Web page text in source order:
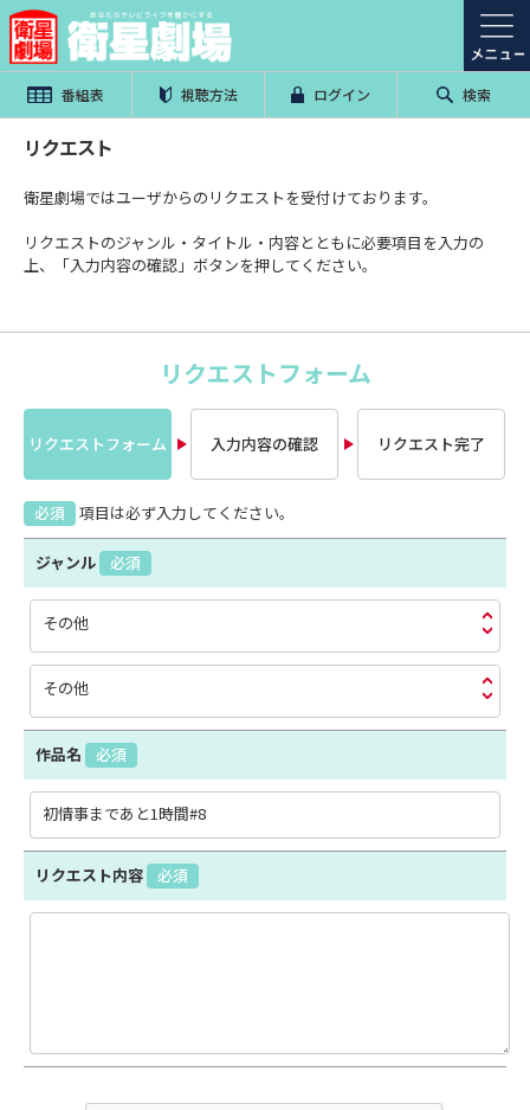
番組表 視聴方法 ログイン 検索
リクエスト
衛星劇場ではユーザからのリクエストを受付けております。
リクエストのジャンル・タイトル・内容とともに必要項目を入力の
上、「入力内容の確認」ボタンを押してください。
リクエストフォーム
リクエストフォーム 入力内容の確認 リクエスト完了
必須 項目は必ず入力してください。
ジャンル 必須
その他
その他
作品名 必須
リクエスト内容 必須